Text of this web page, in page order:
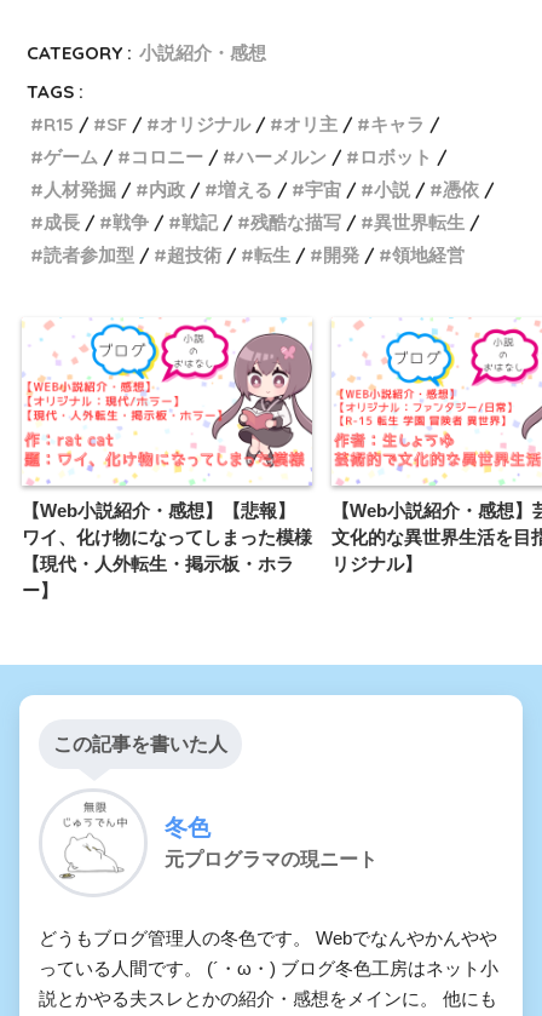
CATEGORY : 小説紹介・感想
TAGS :
R15
SF オリジナル オリ主
キャラ
ゲーム
コロニー ハーメルン
ロボット
人材発掘
内政 増える 宇宙 小説
憑依
成長
戦争 戦記 残酷な描写
異世界転生
読者参加型
超技術 転生 開発 領地経営
【Web小説紹介・感想】【悲報】
ワイ、化け物になってしまった模様
【現代・人外転生・掲示板・ホラ
ー】
【Web小説紹介・感想】
文化的な異世界生活を目
リジナル】
この記事を書いた人
冬色
元プログラマの現ニート
どうもブログ管理人の冬色です。 Webでなんやかんやや
っている人間です。 (´・ω・) ブログ冬色工房はネット小
説とかやる夫スレとかの紹介・感想をメインに。 他にも